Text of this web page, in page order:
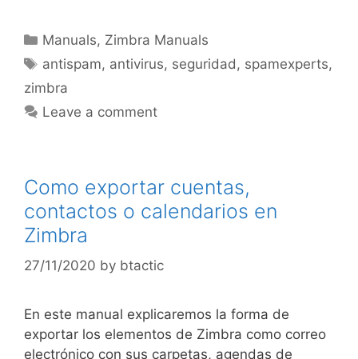
Manuals, Zimbra Manuals
antispam, antivirus, seguridad , spamexperts,
zimbra
Leave a comment
Como exportar cuentas,
contactos o calendarios en
Zimbra
27/11/2020 by btactic
En este manual explicaremos la forma de
exportar los elementos de Zimbra como correo
electrónico con sus carpetas, agendas de